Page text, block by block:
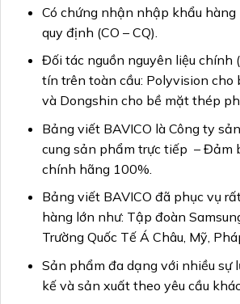
Có chứng nhận nhập khẩu hàng
quy định (CO – CQ).
Đối tác nguồn nguyên liệu chính
tín trên toàn cầu: Polyvision cho
và Dongshin cho bề mặt thép
Bảng viết BAVICO là Công ty
cung sản phẩm trực tiếp – Đảm
chính hãng 100%.
Bảng viết BAVICO đã phục vụ
hàng lớn như: Tập đoàn
Trường Quốc Tế Á Châu, Mỹ,
Sản phẩm đa dạng với nhiều sự
kế và sản xuất theo yêu cầu